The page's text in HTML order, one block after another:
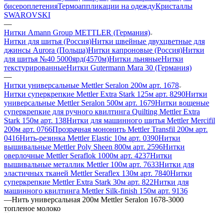
бисероплетенияТермоаппликации на одеждуКристаллы
SWAROVSKI
—
Нитки Amann Group METTLER (Германия)
Нитки для шитья (Россия)Нитки швейные двухцветные для
джинсы Aurora (Польша)Нитки капроновые (Россия)Нитки
для шитья №40 5000ярд(4570м)Нитки льняныеНитки
текстурированныеНитки Gutermann Mara 30 (Германия)
—
Нитки универсальные Mettler Seralon 200м арт. 1678
Нитки суперкрепкие Mettler Extra Stark 125м арт. 8290Нитки
универсальные Mettler Seralon 500м арт. 1679Нитки вощеные
суперкрепкие для ручного квилтинга Quilting Mettler Extra
Stark 150м арт. 138Нитки для машинного шитья Mettler Mercifil
200м арт. 0766Прозрачная мононить Mettler Transfil 200м арт.
0416Нить-резинка Mettler Elastic 10м арт. 0390Нитки
вышивальные Mettler Poly Sheen 800м арт. 2596Нитки
оверлочные Mettler Seraflok 1000м арт. 4237Нитки
вышивальные металлик Mettler 100м арт. 7633Нитки для
эластичных тканей Mettler Seraflex 130м арт. 7840Нитки
суперкрепкие Mettler Extra Stark 30м арт. 822Нитки для
машинного квилтинга Mettler Silk-finish 150м арт. 9136
—Нить универсальная 200м Mettler Seralon 1678-3000
топленое молоко